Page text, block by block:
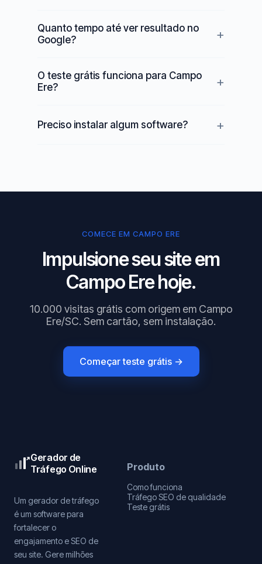
Quanto tempo até ver resultado no
Google?
O teste grátis funciona para Campo
Ere?
Preciso instalar algum software?
COMECE EM CAMPO ERE
Impulsione seu site em
Campo Ere hoje.
10.000 visitas grátis com origem em Campo
Ere/SC. Sem cartão, sem instalação.
Começar teste grátis →
Gerador de
Tráfego Online
Um gerador de tráfego
é um software para
fortalecer o
engajamento e SEO de
seu site. Gere milhões
Produto
Como funciona
Tráfego SEO de qualidade
Teste grátis